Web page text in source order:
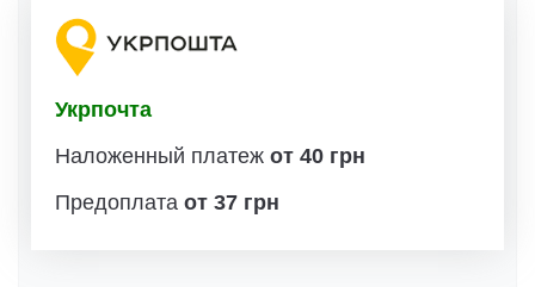
Укрпочта
Наложенный платеж от 40 грн
Предоплата от 37 грн